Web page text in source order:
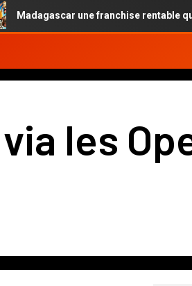
une franchise rentable qui
les